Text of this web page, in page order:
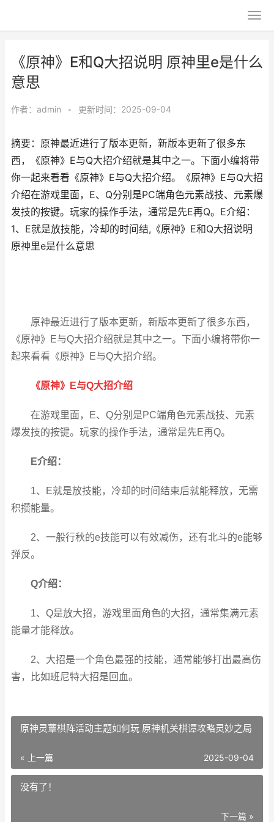
《原神》E和Q大招说明 原神里e是什么
意思
作者： admin • 更新时间：2025-09-04
摘要：原神最近进行了版本更新，新版本更新了很多东
西，《原神》E与Q大招介绍就是其中之一。下面小编将带
你一起来看看《原神》E与Q大招介绍。《原神》E与Q大招
介绍在游戏里面，E、Q分别是PC端角色元素战技、元素爆
发技的按键。玩家的操作手法，通常是先E再Q。E介绍：
1、E就是放技能，冷却的时间结,《原神》E和Q大招说明
原神里e是什么意思
原神最近进行了版本更新，新版本更新了很多东西，
《原神》E与Q大招介绍就是其中之一。下面小编将带你一
起来看看《原神》E与Q大招介绍。
《原神》E与Q大招介绍
在游戏里面，E、Q分别是PC端角色元素战技、元素
爆发技的按键。玩家的操作手法，通常是先E再Q。
E介绍：
1、E就是放技能，冷却的时间结束后就能释放，无需
积攒能量。
2、一般行秋的e技能可以有效减伤，还有北斗的e能够
弹反。
Q介绍：
1、Q是放大招，游戏里面角色的大招，通常集满元素
能量才能释放。
2、大招是一个角色最强的技能，通常能够打出最高伤
害，比如班尼特大招是回血。
原神灵蕈棋阵活动主题如何玩 原神机关棋谭攻略灵妙之局
« 上一篇 2025-09-04
没有了！
下一篇 »